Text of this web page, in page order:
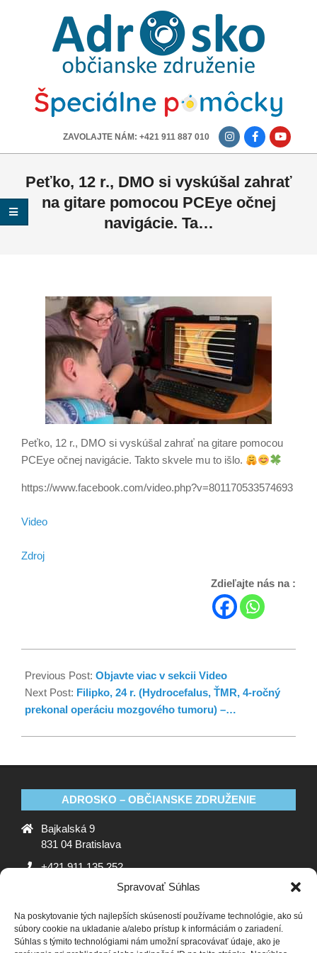
Spravovať Súhlas
Na poskytovanie tých najlepších skúseností používame technológie, ako sú
súbory cookie na ukladanie a/alebo prístup k informáciám o zariadení.
Súhlas s týmito technológiami nám umožní spracovávať údaje, ako je
ADROSKO
OBČIANSKE
ZDRUŽENIE
ZAVOLAJTE NÁM: +421 911 887 010
Peťko, 12 r., DMO si vyskúšal zahrať
na gitare pomocou PCEye očnej
navigácie. Ta…
Peťko, 12 r., DMO si vyskúšal zahrať na gitare pomocou
PCEye očnej navigácie. Takto skvele mu to išlo.
https://www.facebook.com/video.php?v=801170533574693
Video
Zdroj
Zdieľajte nás na :
Previous Post: Objavte viac v sekcii Video
Next Post: Filipko, 24 r. (Hydrocefalus, ŤMR, 4-ročný
prekonal operáciu mozgového tumoru) –…
ADROSKO – OBČIANSKE ZDRUŽENIE
Bajkalská 9
831 04 Bratislava
+421 911 135 252
ADROSKO